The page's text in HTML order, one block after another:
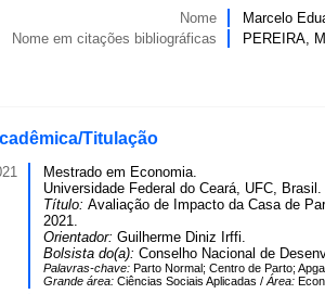
Nome
Marcelo
Nome em citações bibliográficas
PEREIRA,
Titulação
Mestrado em Economia.
Universidade Federal do Ceará, UFC, Brasil.
Título: Avaliação de Impacto da Casa de
2021.
Orientador: Guilherme Diniz Irffi.
Bolsista do(a): Conselho Nacional de
Palavras-chave: Parto Normal; Centro de Parto;
Grande área: Ciências Sociais Aplicadas / Área: